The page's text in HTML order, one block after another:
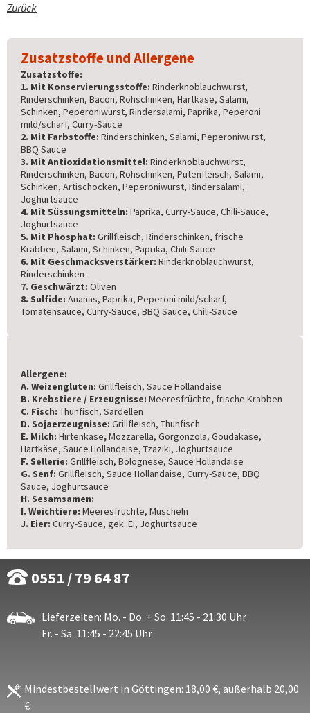
Zurück
Zusatzstoffe und Allergene
Zusatzstoffe:
1. Mit Konservierungsstoffe: Rinderknoblauchwurst,
Rinderschinken, Bacon, Rohschinken, Hartkäse, Salami,
Schinken, Peperoniwurst, Rindersalami, Paprika, Peperoni
mild/scharf, Curry-Sauce
2. Mit Farbstoffe: Rinderschinken, Salami, Peperoniwurst,
BBQ Sauce
3. Mit Antioxidationsmittel: Rinderknoblauchwurst,
Rinderschinken, Bacon, Rohschinken, Putenfleisch, Salami,
Schinken, Artischocken, Peperoniwurst, Rindersalami,
Joghurtsauce
4. Mit Süssungsmitteln: Paprika, Curry-Sauce, Chili-Sauce,
Joghurtsauce
5. Mit Phosphat: Grillfleisch, Rinderschinken, frische
Krabben, Salami, Schinken, Paprika, Chili-Sauce
6. Mit Geschmacksverstärker: Rinderknoblauchwurst,
Rinderschinken
7. Geschwärzt: Oliven
8. Sulfide: Ananas, Paprika, Peperoni mild/scharf,
Tomatensauce, Curry-Sauce, BBQ Sauce, Chili-Sauce
Allergene:
A. Weizengluten: Grillfleisch, Sauce Hollandaise
B. Krebstiere / Erzeugnisse: Meeresfrüchte, frische Krabben
C. Fisch: Thunfisch, Sardellen
D. Sojaerzeugnisse: Grillfleisch, Thunfisch
E. Milch: Hirtenkäse,Mozzarella, Gorgonzola, Goudakäse,
Hartkäse, Sauce Hollandaise, Tzaziki, Joghurtsauce
F. Sellerie: Grillfleisch, Bolognese, Sauce Hollandaise
G. Senf: Grillfleisch, Sauce Hollandaise, Curry-Sauce, BBQ
Sauce, Joghurtsauce
H. Sesamsamen:
I. Weichtiere: Meeresfrüchte, Muscheln
J. Eier: Curry-Sauce, gek. Ei, Joghurtsauce
0551 / 79 64 87
Lieferzeiten: Mo. - Do. + So. 11:45 - 21:30 Uhr
Fr. - Sa. 11:45 - 22:45 Uhr
Mindestbestellwert in Göttingen: 18,00 €, außerhalb 20,00
€